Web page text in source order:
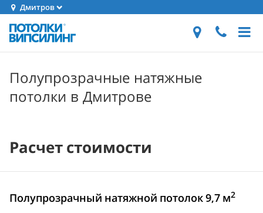
Дмитров
Полупрозрачные натяжные
потолки в Дмитрове
Расчет стоимости
Полупрозрачный натяжной потолок 9,7 м2